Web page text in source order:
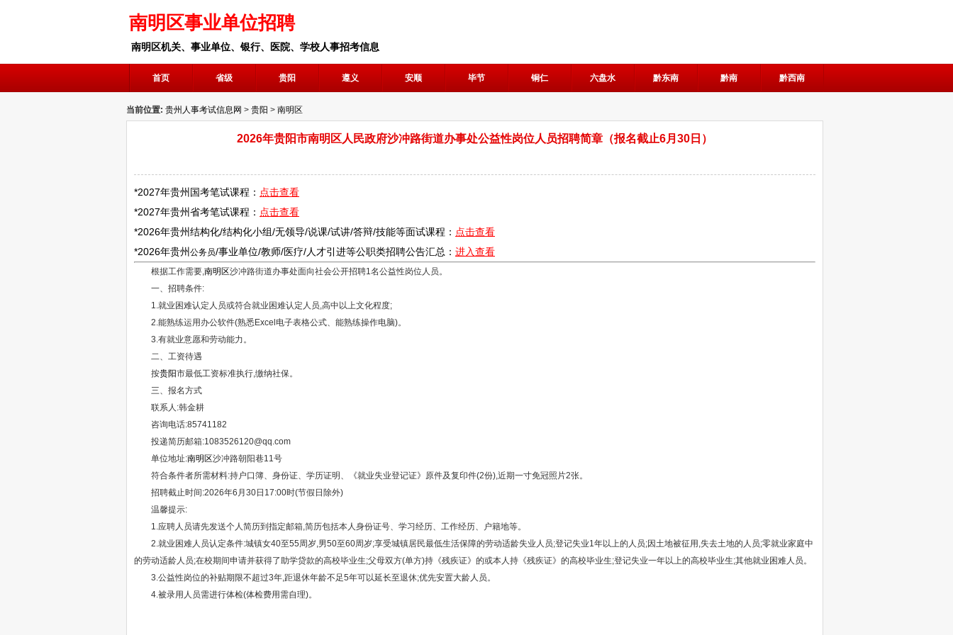
南明区事业单位招聘
南明区机关、事业单位、银行、医院、学校人事招考信息
首页 省级 贵阳 遵义 安顺 毕节 铜仁 六盘水 黔东南 黔南 黔西南
当前位置: 贵州人事考试信息网 > 贵阳 > 南明区
2026年贵阳市南明区人民政府沙冲路街道办事处公益性岗位人员招聘简章（报名截止6月30日）
*2027年贵州 国考笔试课程： 点击查看
*2027年贵州省考笔试课程： 点击查看
*2026年贵州结构化/结构化小组/无领导/说课/试讲/答辩/技能等面试课程： 点击查看
*2026年贵州 公务员/事业单位/教师/医疗/人才引进等公职类招聘公告汇总： 进入查看
根据工作需要,南明区沙冲路街道办事处面向社会公开招聘1名公益性岗位人员。
一、招聘条件:
1.就业困难认定人员或符合就业困难认定人员,高中以上文化程度;
2.能熟练运用办公软件(熟悉Excel电子表格公式、能熟练操作电脑)。
3.有就业意愿和劳动能力。
二、工资待遇
按贵阳市最低工资标准执行,缴纳社保。
三、报名方式
联系人:韩金耕
咨询电话:85741182
投递简历邮箱:1083526120@qq.com
单位地址:南明区沙冲路朝阳巷11号
符合条件者所需材料:持户口簿、身份证、学历证明、《就业失业登记证》原件及复印件(2份),近期一寸免冠照片2张。
招聘截止时间:2026年6月30日17:00时(节假日除外)
温馨提示:
1.应聘人员请先发送个人简历到指定邮箱,简历包括本人身份证号、学习经历、工作经历、户籍地等。
2.就业困难人员认定条件:城镇女40至55周岁,男50至60周岁;享受城镇居民最低生活保障的劳动适龄失业人员;登记失业1年以上的人员;因土地被征用,失去土地的人员;零就业家庭中
的劳动适龄人员;在校期间申请并获得了助学贷款的高校毕业生;父母双方(单方)持《残疾证》的或本人持《残疾证》的高校毕业生;登记失业一年以上的高校毕业生;其他就业困难人员。
3.公益性岗位的补贴期限不超过3年,距退休年龄不足5年可以延长至退休;优先安置大龄人员。
4.被录用人员需进行体检(体检费用需自理)。